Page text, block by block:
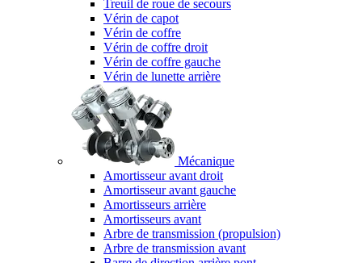
Treuil de roue de secours
Vérin de capot
Vérin de coffre
Vérin de coffre droit
Vérin de coffre gauche
Vérin de lunette arrière
Mécanique
Amortisseur avant droit
Amortisseur avant gauche
Amortisseurs arrière
Amortisseurs avant
Arbre de transmission (propulsion)
Arbre de transmission avant